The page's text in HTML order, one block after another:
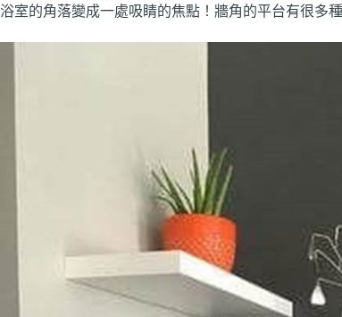
浴室的角落變成一處吸睛的焦點！牆角的平台有很多